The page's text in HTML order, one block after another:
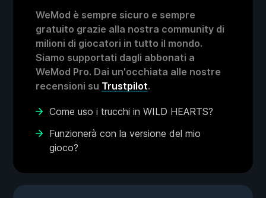
WeMod è sempre sicuro e sempre
gratuito grazie alla nostra community di
milioni di giocatori in tutto il mondo.
Siamo supportati dagli abbonati a
WeMod Pro. Dai un'occhiata alle nostre
recensioni su Trustpilot.
Come uso i trucchi in WILD HEARTS?
Funzionerà con la versione del mio
gioco?